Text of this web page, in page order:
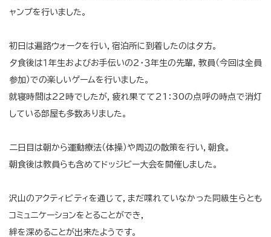
ャンプを行いました。
初日は遍路ウォークを行い，宿泊所に到着したのは夕方。
夕食後は１年生およびお手伝いの２・３年生の先輩，教員（今回は全員
参加）での楽しいゲームを行いました。
就寝時間は22時でしたが，疲れ果てて21：30の点呼の時点で消灯
している部屋も多数ありました。
二日目は朝から運動療法（体操）や周辺の散策を行い，朝食。
朝食後は教員らも含めてドッジビー大会を開催しました。
沢山のアクティビティを通じて，まだ喋れていなかった同級生らとも
コミュニケーションをとることができ，
絆を深めることが出来たようです。